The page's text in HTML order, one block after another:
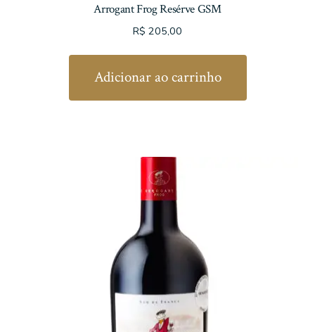
Arrogant Frog Resérve GSM
R$ 205,00
Adicionar ao carrinho